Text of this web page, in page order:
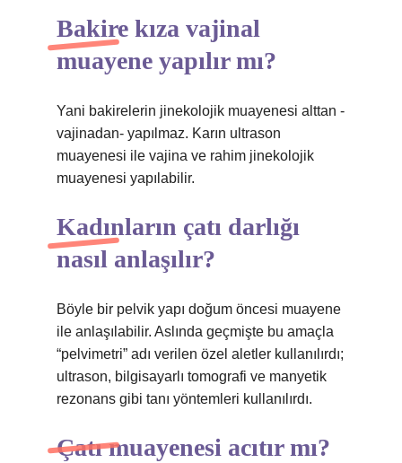
Bakire kıza vajinal
muayene yapılır mı?
Yani bakirelerin jinekolojik muayenesi alttan -
vajinadan- yapılmaz. Karın ultrason
muayenesi ile vajina ve rahim jinekolojik
muayenesi yapılabilir.
Kadınların çatı darlığı
nasıl anlaşılır?
Böyle bir pelvik yapı doğum öncesi muayene
ile anlaşılabilir. Aslında geçmişte bu amaçla
“pelvimetri” adı verilen özel aletler kullanılırdı;
ultrason, bilgisayarlı tomografi ve manyetik
rezonans gibi tanı yöntemleri kullanılırdı.
Çatı muayenesi acıtır mı?